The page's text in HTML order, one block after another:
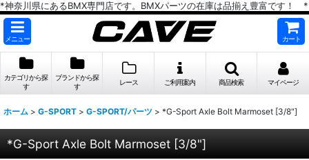
*神奈川県にあるBMX専門店です。BMXパーツの在庫は品揃え豊富です！ *
メニュー カート
カテゴリから探
す
ブランドから探
す
レース ご利用案内 商品検索 マイページ
ホーム > G-SPORT > G-SPORT/パーツ > *G-Sport Axle Bolt Marmoset [3/8"]
*G-Sport Axle Bolt Marmoset [3/8"]